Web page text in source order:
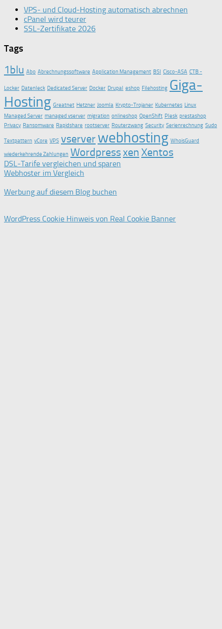
VPS- und Cloud-Hosting automatisch abrechnen
cPanel wird teurer
SSL-Zertifikate 2026
Tags
1blu Abo Abrechnungssoftware Application Management BSI Cisco-ASA CTB -
Locker Datenleck Dedicated Server Docker Drupal eshop Filehosting Giga-
Hosting Greatnet Hetzner Joomla Krypto-Trojaner Kubernetes Linux
Managed Server managed vserver migration onlineshop OpenShift Plesk prestashop
Privacy Ransomware Rapidshare rootserver Routerzwang Security Serienrechnung Sudo
Textpattern vCore VPS vserverwebhosting WhoisGuard
wiederkehrende Zahlungen WordpressxenXentos
DSL-Tarife vergleichen und sparen
Webhoster im Vergleich
Werbung auf diesem Blog buchen
WordPress Cookie Hinweis von Real Cookie Banner